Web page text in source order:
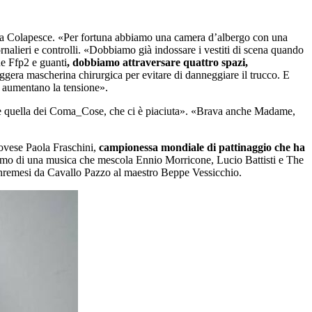
«Per fortuna abbiamo una camera d’albergo con una
e controlli. «Dobbiamo già indossare i vestiti di scena quando
Ffp2 e guanti, dobbiamo attraversare quattro spazi,
mascherina chirurgica per evitare di danneggiare il trucco. E
la tensione».
dei Coma_Cose, che ci è piaciuta». «Brava anche Madame,
Paola Fraschini, campionessa mondiale di pattinaggio che ha
di una musica che mescola Ennio Morricone, Lucio Battisti e The
da Cavallo Pazzo al maestro Beppe Vessicchio.